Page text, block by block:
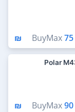
75 ₪
90 ₪